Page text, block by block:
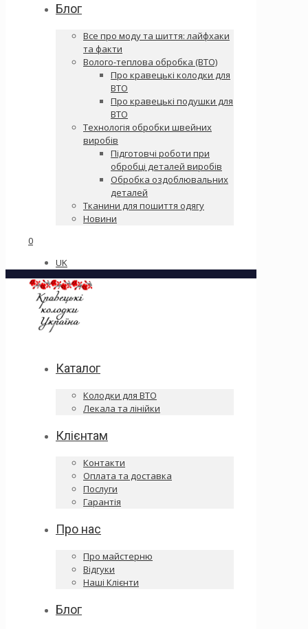
Блог
Все про моду та шиття: лайфхаки
та факти
Волого-теплова обробка (ВТО)
Про кравецькі колодки для
ВТО
Про кравецькі подушки для
ВТО
Технологія обробки швейних
виробів
Підготовчі роботи при
обробці деталей виробів
Обробка оздоблювальних
деталей
Тканини для пошиття одягу
Новини
0
UK
Каталог
Колодки для ВТО
Лекала та лінійки
Клієнтам
Контакти
Оплата та доставка
Послуги
Гарантія
Про нас
Про майстерню
Відгуки
Наші Клієнти
Блог